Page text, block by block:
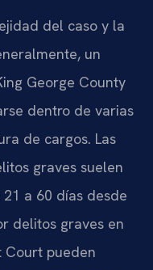
del caso y la
un
George County
dentro de varias
de cargos. Las
graves suelen
a 60 días desde
delitos graves en
Court pueden